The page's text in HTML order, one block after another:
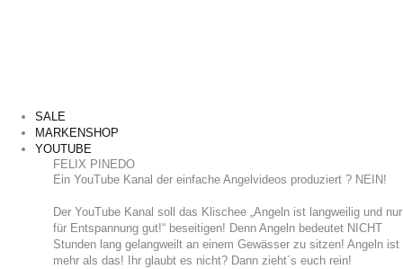
SALE
MARKENSHOP
YOUTUBE
FELIX PINEDO
​Ein YouTube Kanal der einfache Angelvideos produziert ? NEIN!
Der YouTube Kanal soll das Klischee „Angeln ist langweilig und nur
für Entspannung gut!“ beseitigen! Denn Angeln bedeutet NICHT
Stunden lang gelangweilt an einem Gewässer zu sitzen! Angeln ist
mehr als das! Ihr glaubt es nicht? Dann zieht´s euch rein!